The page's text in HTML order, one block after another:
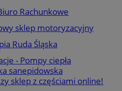
Rachunkowe
sklep motoryzacyjny
Ruda Śląska
- Pompy ciepła
sanepidowska
sklep z częściami online!